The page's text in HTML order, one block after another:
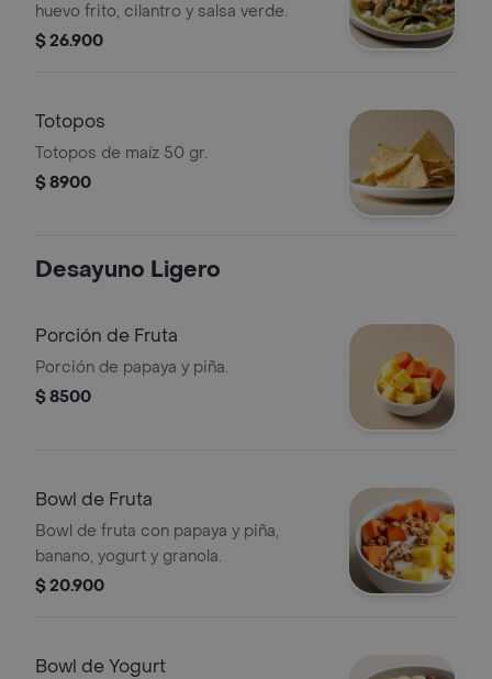
huevo frito, cilantro y salsa verde.
$ 26.900
Totopos
Totopos de maíz 50 gr.
$ 8900
Desayuno Ligero
Porción de Fruta
Porción de papaya y piña.
$ 8500
Bowl de Fruta
Bowl de fruta con papaya y piña,
banano, yogurt y granola.
$ 20.900
Bowl de Yogurt